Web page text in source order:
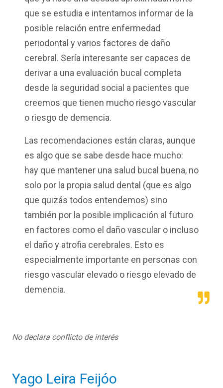
que se estudia e intentamos informar de la
posible relación entre enfermedad
periodontal y varios factores de daño
cerebral. Sería interesante ser capaces de
derivar a una evaluación bucal completa
desde la seguridad social a pacientes que
creemos que tienen mucho riesgo vascular
o riesgo de demencia.
Las recomendaciones están claras, aunque
es algo que se sabe desde hace mucho:
hay que mantener una salud bucal buena, no
solo por la propia salud dental (que es algo
que quizás todos entendemos) sino
también por la posible implicación al futuro
en factores como el daño vascular o incluso
el daño y atrofia cerebrales. Esto es
especialmente importante en personas con
riesgo vascular elevado o riesgo elevado de
demencia.
No declara conflicto de interés
Yago Leira Feijóo